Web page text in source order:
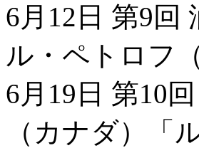
6月12日 第9回
ル・ペトロフ
6月19日 第10
（カナダ）「